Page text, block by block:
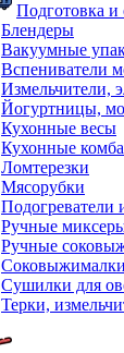
Подготовка и
Блендеры
Вакуумные
Вспениватели
Измельчители,
Йогуртницы,
Кухонные весы
Кухонные
Ломтерезки
Мясорубки
Подогреватели
Ручные
Ручные
Соковыжималки
Сушилки для
Терки,